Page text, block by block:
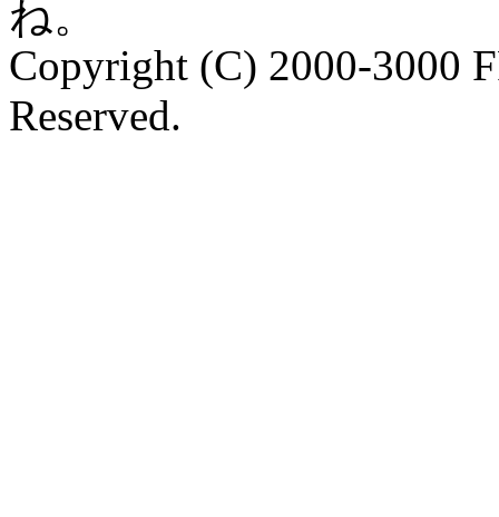
ね。
Copyright (C) 2000-3000
Reserved.